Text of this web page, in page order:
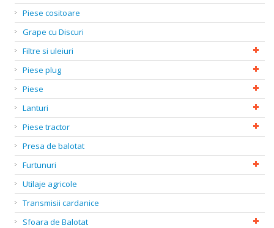
Piese cositoare
Grape cu Discuri
Filtre si uleiuri
Piese plug
Piese
Lanturi
Piese tractor
Presa de balotat
Furtunuri
Utilaje agricole
Transmisii cardanice
Sfoara de Balotat